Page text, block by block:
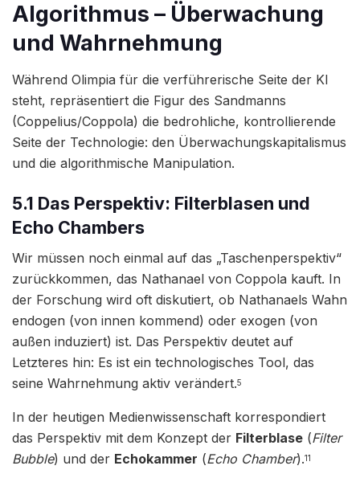
Algorithmus – Überwachung
und Wahrnehmung
Während Olimpia für die verführerische Seite der KI
steht, repräsentiert die Figur des Sandmanns
(Coppelius/Coppola) die bedrohliche, kontrollierende
Seite der Technologie: den Überwachungskapitalismus
und die algorithmische Manipulation.
5.1 Das Perspektiv: Filterblasen und
Echo Chambers
Wir müssen noch einmal auf das „Taschenperspektiv“
zurückkommen, das Nathanael von Coppola kauft. In
der Forschung wird oft diskutiert, ob Nathanaels Wahn
endogen (von innen kommend) oder exogen (von
außen induziert) ist. Das Perspektiv deutet auf
Letzteres hin: Es ist ein technologisches Tool, das
seine Wahrnehmung aktiv verändert.5
In der heutigen Medienwissenschaft korrespondiert
das Perspektiv mit dem Konzept der Filterblase (Filter
Bubble) und der Echokammer (Echo Chamber).11